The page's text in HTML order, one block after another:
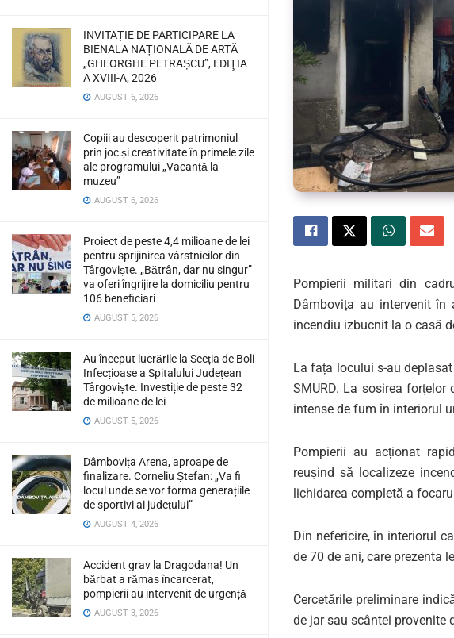
INVITAȚIE DE PARTICIPARE LA
BIENALA NAȚIONALĂ DE ARTĂ
„GHEORGHE PETRAȘCU”, EDIŢIA
A XVIII-A, 2026
AUGUST 6, 2026
Copiii au descoperit patrimoniul
prin joc și creativitate în primele zile
ale programului „Vacanță la
muzeu”
AUGUST 6, 2026
Proiect de peste 4,4 milioane de lei
pentru sprijinirea vârstnicilor din
Târgoviște. „Bătrân, dar nu singur”
va oferi îngrijire la domiciliu pentru
106 beneficiari
AUGUST 5, 2026
Au început lucrările la Secția de Boli
Infecțioase a Spitalului Județean
Târgoviște. Investiție de peste 32
de milioane de lei
AUGUST 5, 2026
Dâmbovița Arena, aproape de
finalizare. Corneliu Ștefan: „Va fi
locul unde se vor forma generațiile
de sportivi ai județului”
AUGUST 4, 2026
Accident grav la Dragodana! Un
bărbat a rămas încarcerat,
pompierii au intervenit de urgență
AUGUST 3, 2026
Pompierii militari din
Dâmbovița au intervenit în
incendiu izbucnit la o casă
La fața locului s-au
SMURD. La sosirea
intense de fum în interiorul
Pompierii au acționat
reușind să localizeze
lichidarea completă a
Din nefericire, în interiorul
de 70 de ani, care prezenta
Cercetările preliminare
de jar sau scântei provenite